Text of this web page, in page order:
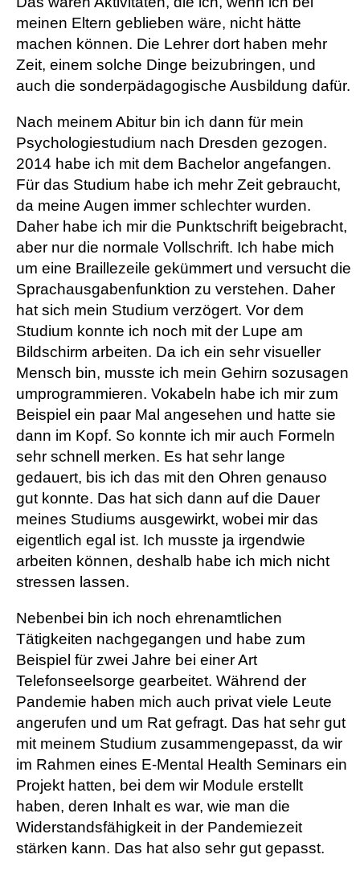
meinen Eltern geblieben wäre, nicht hätte
machen können. Die Lehrer dort haben mehr
Zeit, einem solche Dinge beizubringen, und
auch die sonderpädagogische Ausbildung dafür.
Nach meinem Abitur bin ich dann für mein
Psychologiestudium nach Dresden gezogen.
2014 habe ich mit dem Bachelor angefangen.
Für das Studium habe ich mehr Zeit gebraucht,
da meine Augen immer schlechter wurden.
Daher habe ich mir die Punktschrift beigebracht,
aber nur die normale Vollschrift. Ich habe mich
um eine Braillezeile gekümmert und versucht die
Sprachausgabenfunktion zu verstehen. Daher
hat sich mein Studium verzögert. Vor dem
Studium konnte ich noch mit der Lupe am
Bildschirm arbeiten. Da ich ein sehr visueller
Mensch bin, musste ich mein Gehirn sozusagen
umprogrammieren. Vokabeln habe ich mir zum
Beispiel ein paar Mal angesehen und hatte sie
dann im Kopf. So konnte ich mir auch Formeln
sehr schnell merken. Es hat sehr lange
gedauert, bis ich das mit den Ohren genauso
gut konnte. Das hat sich dann auf die Dauer
meines Studiums ausgewirkt, wobei mir das
eigentlich egal ist. Ich musste ja irgendwie
arbeiten können, deshalb habe ich mich nicht
stressen lassen.
Nebenbei bin ich noch ehrenamtlichen
Tätigkeiten nachgegangen und habe zum
Beispiel für zwei Jahre bei einer Art
Telefonseelsorge gearbeitet. Während der
Pandemie haben mich auch privat viele Leute
angerufen und um Rat gefragt. Das hat sehr gut
mit meinem Studium zusammengepasst, da wir
im Rahmen eines E-Mental Health Seminars ein
Projekt hatten, bei dem wir Module erstellt
haben, deren Inhalt es war, wie man die
Widerstandsfähigkeit in der Pandemiezeit
stärken kann. Das hat also sehr gut gepasst.